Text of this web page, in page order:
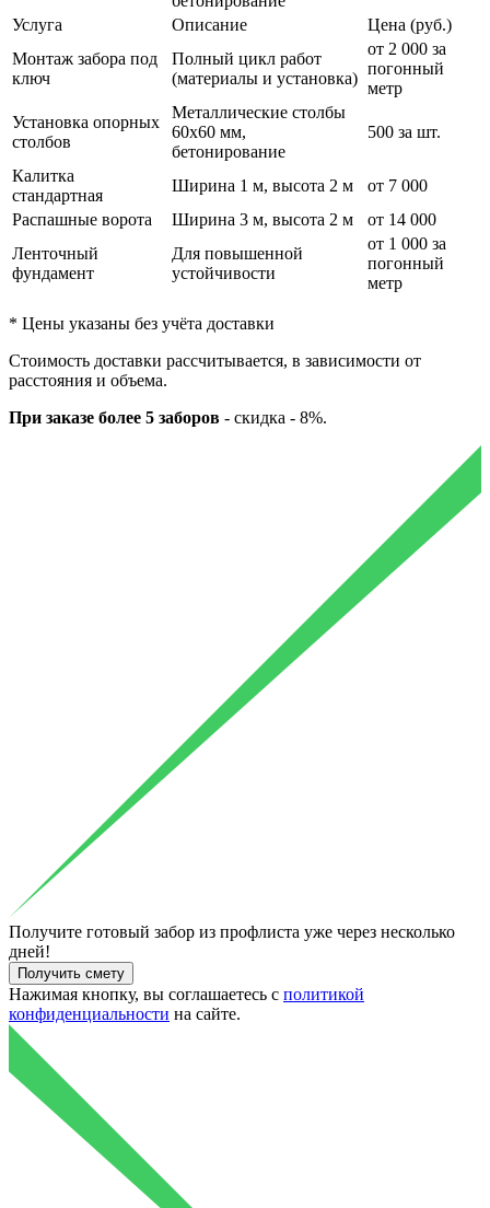
Услуга
Описание
Цена (руб.)
Монтаж забора под
ключ
Полный цикл работ
(материалы и установка)
от 2 000 за
погонный
метр
Установка опорных
столбов
Металлические столбы
60х60 мм,
бетонирование
500 за шт.
Калитка
стандартная
Ширина 1 м, высота 2 м
от 7 000
Распашные ворота
Ширина 3 м, высота 2 м
от 14 000
Ленточный
фундамент
Для повышенной
устойчивости
от 1 000 за
погонный
метр
* Цены указаны без учёта доставки
Стоимость доставки рассчитывается, в зависимости от
расстояния и объема.
При заказе более 5 заборов - скидка - 8%.
Получите готовый забор из профлиста уже через несколько
дней!
Нажимая кнопку, вы соглашаетесь с политикой
конфиденциальности на сайте.